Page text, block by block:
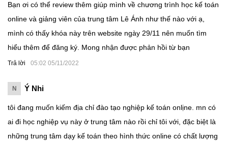
Bạn ơi có thể review thêm giúp mình về chương trình học kế toán
online và giảng viên của trung tâm Lê Ánh như thế nào với ạ,
mình có thấy khóa này trên website ngày 29/11 nên muốn tìm
hiểu thêm để đăng ký. Mong nhận được phản hồi từ bạn
Trả lời 05:02 05/11/2022
N Ý Nhi
tôi đang muốn kiếm địa chỉ đào tạo nghiệp kế toán onlịne. mn có
ai đi học nghiệp vụ này ở trung tâm nào rồi chỉ tôi với, đặc biệt là
những trung tâm dạy kế toán theo hình thức online có chất lượng